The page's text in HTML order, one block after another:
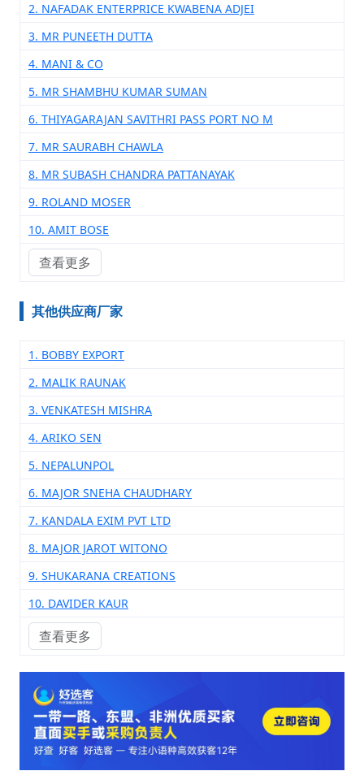
2. NAFADAK ENTERPRICE KWABENA ADJEI
3. MR PUNEETH DUTTA
4. MANI & CO
5. MR SHAMBHU KUMAR SUMAN
6. THIYAGARAJAN SAVITHRI PASS PORT NO M
7. MR SAURABH CHAWLA
8. MR SUBASH CHANDRA PATTANAYAK
9. ROLAND MOSER
10. AMIT BOSE
查看更多
其他供应商厂家
1. BOBBY EXPORT
2. MALIK RAUNAK
3. VENKATESH MISHRA
4. ARIKO SEN
5. NEPALUNPOL
6. MAJOR SNEHA CHAUDHARY
7. KANDALA EXIM PVT LTD
8. MAJOR JAROT WITONO
9. SHUKARANA CREATIONS
10. DAVIDER KAUR
查看更多